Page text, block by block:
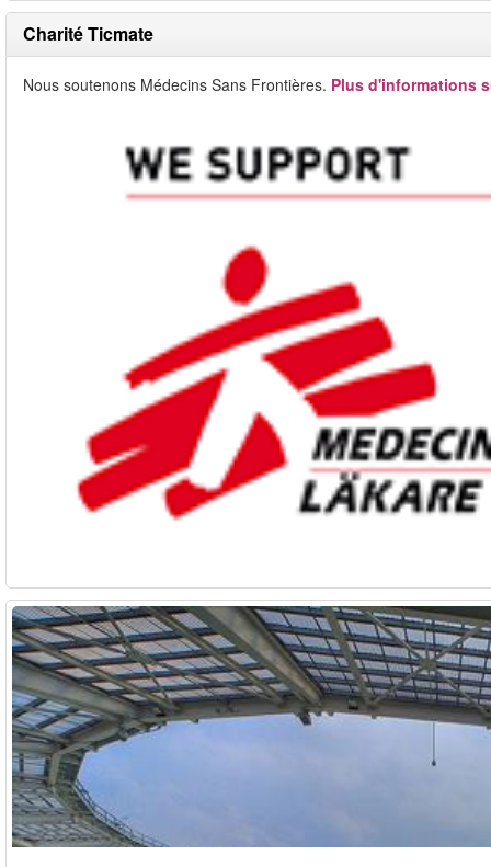
Charité Ticmate
Nous soutenons Médecins Sans Frontières. Plus d'informations